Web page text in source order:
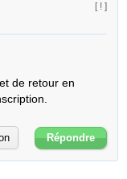
[ ! ]
de retour en
Répondre